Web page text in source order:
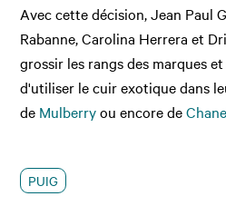
Avec cette décision, Jean Paul
Rabanne, Carolina Herrera et
grossir les rangs des marques
d'utiliser le cuir exotique dans
de Mulberryou encore de
PUIG